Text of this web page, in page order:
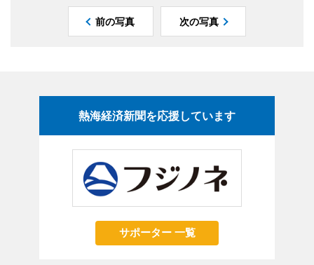
前の写真 次の写真
熱海経済新聞を応援しています
サポーター 一覧